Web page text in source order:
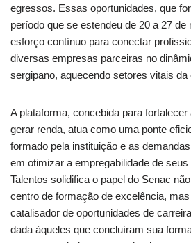
egressos. Essas oportunidades, que
período que se estendeu de 20 a 27
esforço contínuo para conectar
diversas empresas parceiras no
sergipano, aquecendo setores vitais da
A plataforma, concebida para
gerar renda, atua como uma ponte
formado pela instituição e as
em otimizar a empregabilidade de
Talentos solidifica o papel do Senac
centro de formação de excelência,
catalisador de oportunidades de
dada àqueles que concluíram sua